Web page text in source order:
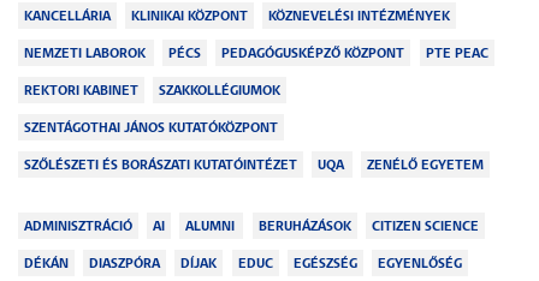
KANCELLÁRIA KLINIKAI KÖZPONT KÖZNEVELÉSI INTÉZMÉNYEK
NEMZETI LABOROK PÉCS PEDAGÓGUSKÉPZŐ KÖZPONT PTE PEAC
REKTORI KABINET SZAKKOLLÉGIUMOK
SZENTÁGOTHAI JÁNOS KUTATÓKÖZPONT
SZŐLÉSZETI ÉS BORÁSZATI KUTATÓINTÉZET UQA ZENÉLŐ EGYETEM
ADMINISZTRÁCIÓ AI ALUMNI BERUHÁZÁSOK CITIZEN SCIENCE
DÉKÁN DIASZPÓRA DÍJAK EDUC EGÉSZSÉG EGYENLŐSÉG